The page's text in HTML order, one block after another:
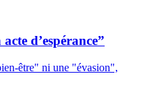
d’espérance”
être" ni une "évasion",